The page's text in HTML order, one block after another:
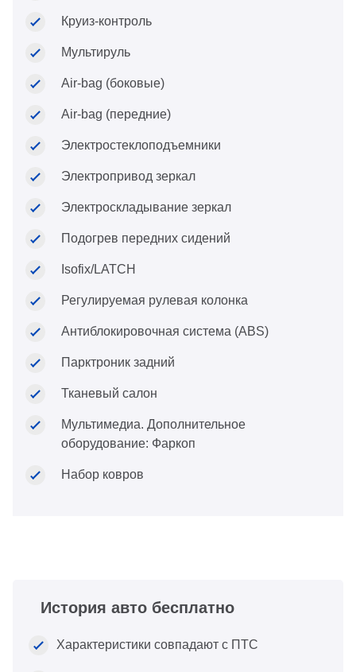
Круиз-контроль
Мультируль
Air-bag (боковые)
Air-bag (передние)
Электростеклоподъемники
Электропривод зеркал
Электроскладывание зеркал
Подогрев передних сидений
Isofix/LATCH
Регулируемая рулевая колонка
Антиблокировочная система (ABS)
Парктроник задний
Тканевый салон
Мультимедиа. Дополнительное
оборудование: Фаркоп
Набор ковров
История авто бесплатно
Характеристики совпадают с ПТС